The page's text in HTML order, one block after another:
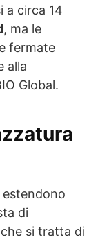
a circa 14
, ma le
fermate
alla
Global.
estendono
di
si tratta di